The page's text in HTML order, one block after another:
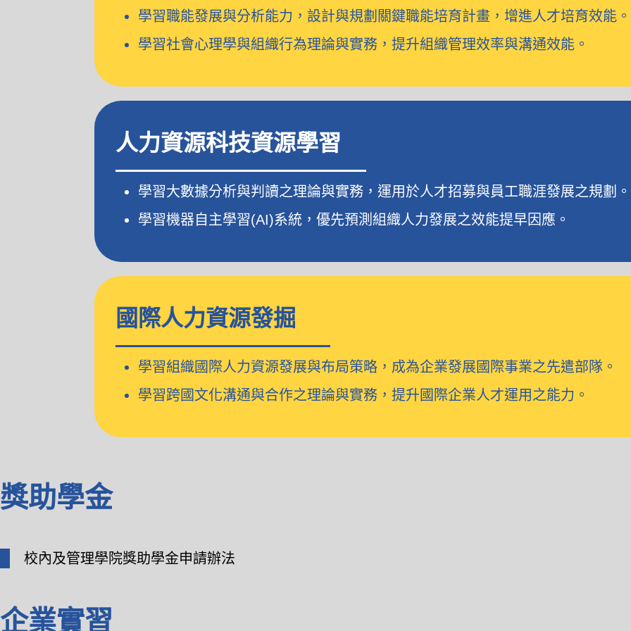
學習職能發展與分析能力，設計與規劃關鍵職能培育計畫，增進人才培育效能。
學習社會心理學與組織行為理論與實務，提升組織管理效率與溝通效能。
人力資源科技資源學習
學習大數據分析與判讀之理論與實務，運用於人才招募與員工職涯發展之規劃。
學習機器自主學習(AI)系統，優先預測組織人力發展之效能提早因應。
國際人力資源發掘
學習組織國際人力資源發展與布局策略，成為企業發展國際事業之先遣部隊。
學習跨國文化溝通與合作之理論與實務，提升國際企業人才運用之能力。
獎助學金
校內及管理學院獎助學金申請辦法
企業實習